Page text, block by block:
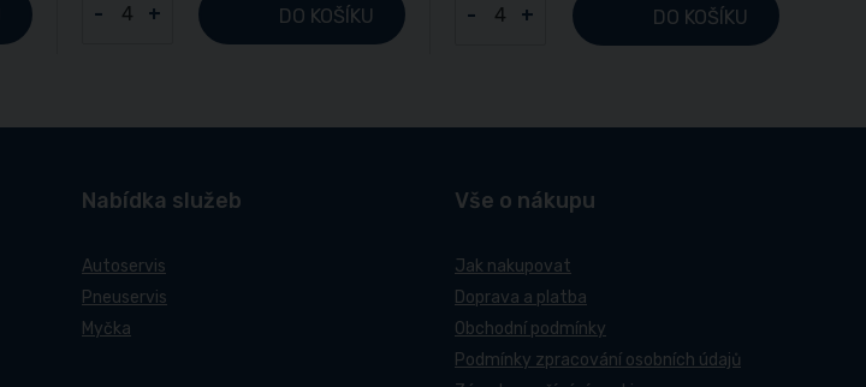
- + DO KOŠÍKU - + DO KOŠÍKU
Nabídka služeb
Autoservis
Pneuservis
Myčka
Vše o nákupu
Jak nakupovat
Doprava a platba
Obchodní podmínky
Podmínky zpracování osobních údajů